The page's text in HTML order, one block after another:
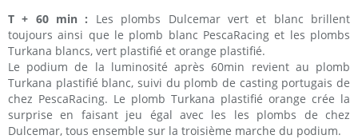
T + 60 min : Les plombs Dulcemar vert et blanc brillent
toujours ainsi que le plomb blanc PescaRacing et les plombs
Turkana blancs, vert plastifié et orange plastifié.
Le podium de la luminosité après 60min revient au plomb
Turkana plastifié blanc, suivi du plomb de casting portugais de
chez PescaRacing. Le plomb Turkana plastifié orange crée la
surprise en faisant jeu égal avec les les plombs de chez
Dulcemar, tous ensemble sur la troisième marche du podium.